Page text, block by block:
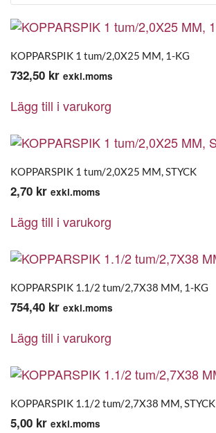
KOPPARSPIK 1 tum/2,0X25 MM, 1-KG
732,50 kr exkl.moms
Lägg till i varukorg
KOPPARSPIK 1 tum/2,0X25 MM, STYCK
2,70 kr exkl.moms
Lägg till i varukorg
KOPPARSPIK 1.1/2 tum/2,7X38 MM, 1-KG
754,40 kr exkl.moms
Lägg till i varukorg
KOPPARSPIK 1.1/2 tum/2,7X38 MM, STYCK
5,00 kr exkl.moms